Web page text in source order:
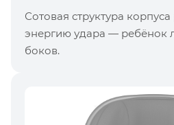
Сотовая структура корпуса
энергию удара — ребёнок
боков.